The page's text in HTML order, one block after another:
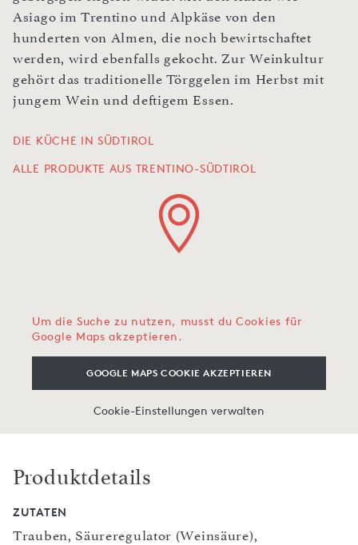
Asiago im Trentino und Alpkäse von den
hunderten von Almen, die noch bewirtschaftet
werden, wird ebenfalls gekocht. Zur Weinkultur
gehört das traditionelle Törggelen im Herbst mit
jungem Wein und deftigem Essen.
DIE KÜCHE IN SÜDTIROL
ALLE PRODUKTE AUS TRENTINO-SÜDTIROL
Um die Suche zu nutzen, musst du Cookies für
Google Maps akzeptieren.
GOOGLE MAPS COOKIE AKZEPTIEREN
Cookie-Einstellungen verwalten
Produktdetails
ZUTATEN
Trauben, Säureregulator (Weinsäure),